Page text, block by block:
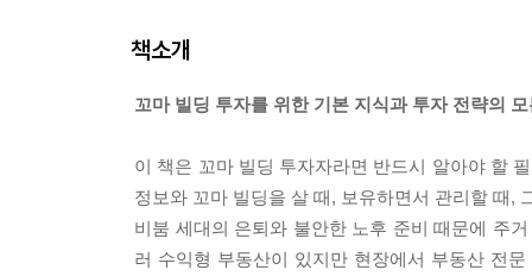
책소개
꼬마 빌딩 투자를 위한 기본 지식과 투자 전략의
이 책은 꼬마 빌딩 투자자라면 반드시 알아야 할
정보와 꼬마 빌딩을 살 때, 보유하면서 관리할 때,
비붐 세대의 은퇴와 불안한 노후 준비 때문에 주
러 수익형 부동산이 있지만 현장에서 부동산 전